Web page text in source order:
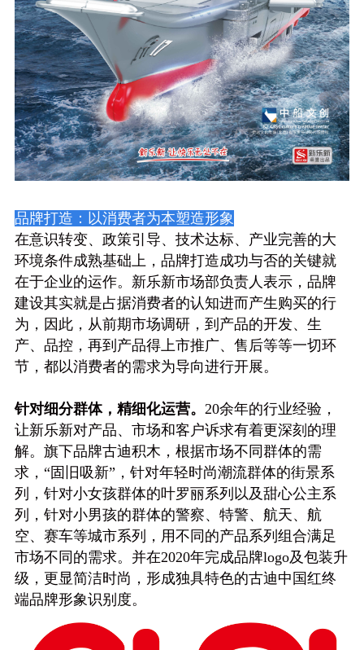
品牌打造：以消费者为本塑造形象
在意识转变、政策引导、技术达标、产业完善的大
环境条件成熟基础上，品牌打造成功与否的关键就
在于企业的运作。新乐新市场部负责人表示，品牌
建设其实就是占据消费者的认知进而产生购买的行
为，因此，从前期市场调研，到产品的开发、生
产、品控，再到产品得上市推广、售后等等一切环
节，都以消费者的需求为导向进行开展。
针对细分群体，精细化运营。 20余年的行业经验，
让新乐新对产品、市场和客户诉求有着更深刻的理
解。旗下品牌古迪积木，根据市场不同群体的需
求，“固旧吸新”，针对年轻时尚潮流群体的街景系
列，针对小女孩群体的叶罗丽系列以及甜心公主系
列，针对小男孩的群体的警察、特警、航天、航
空、赛车等城市系列，用不同的产品系列组合满足
市场不同的需求。并在2020年完成品牌logo及包装升
级，更显简洁时尚，形成独具特色的古迪中国红终
端品牌形象识别度。